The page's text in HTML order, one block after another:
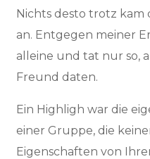
Nichts desto trotz kam
an. Entgegen meiner
alleine und tat nur so,
Freund daten.
Ein Highligh war die
einer Gruppe, die
Eigenschaften von